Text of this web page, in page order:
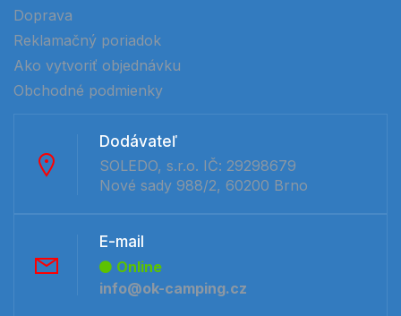
Doprava
Reklamačný poriadok
Ako vytvoriť objednávku
Obchodné podmienky
Dodávateľ
SOLEDO, s.r.o. IČ: 29298679
Nové sady 988/2, 60200 Brno
E-mail
Online
info@ok-camping.cz